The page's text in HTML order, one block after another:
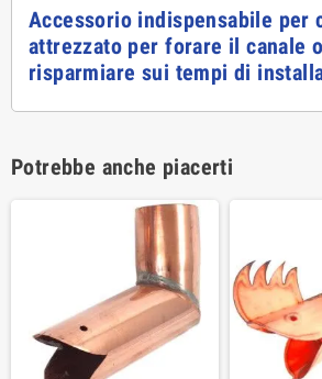
Accessorio indispensabile per
attrezzato per forare il canale
risparmiare sui tempi di
Potrebbe anche piacerti